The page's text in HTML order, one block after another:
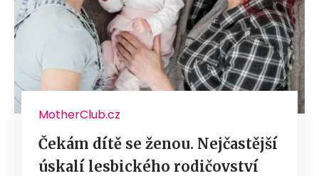
MotherClub.cz
Čekám dítě se ženou. Nejčastější
úskalí lesbického rodičovství